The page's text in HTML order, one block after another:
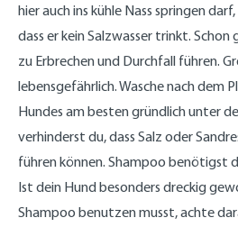
hier auch ins kühle Nass springen
dass er kein Salzwasser trinkt.
zu Erbrechen und Durchfall führen.
lebensgefährlich. Wasche nach dem
Hundes am besten gründlich unter
verhinderst du, dass Salz oder
führen können. Shampoo benötigst
Ist dein Hund besonders dreckig
Shampoo benutzen musst, achte